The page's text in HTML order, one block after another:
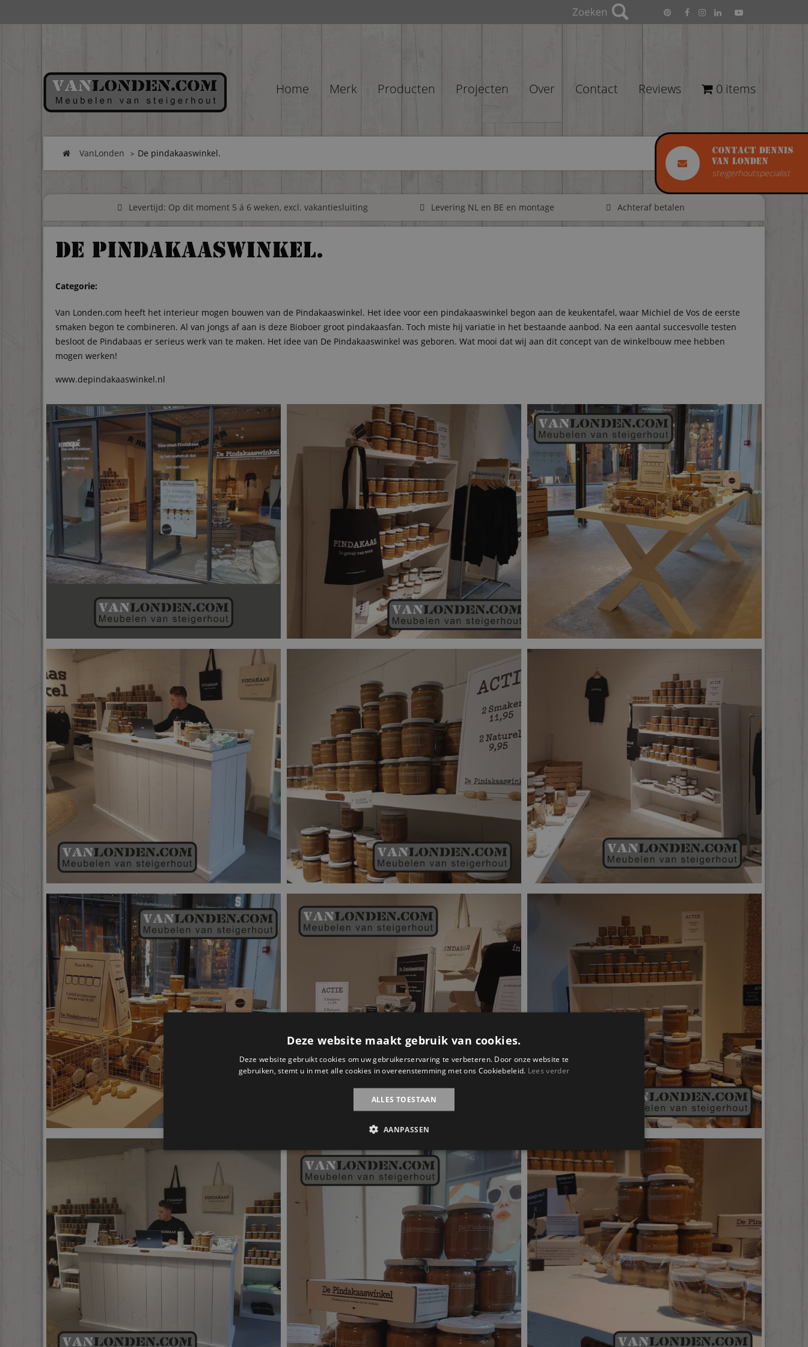
Contact Dennis
van Londen
steigerhoutspecialist
Home Merk Producten Projecten Over Contact Reviews 0 items
VanLonden De pindakaaswinkel.
Levertijd: Op dit moment 5 á 6 weken, excl. vakantiesluiting Levering NL en BE en montage Achteraf betalen
De pindakaaswinkel.
Categorie:
Van Londen.com heeft het interieur mogen bouwen van de Pindakaaswinkel. Het idee voor een pindakaaswinkel begon aan de keukentafel, waar Michiel de Vos de eerste
smaken begon te combineren. Al van jongs af aan is deze Bioboer groot pindakaasfan. Toch miste hij variatie in het bestaande aanbod. Na een aantal succesvolle testen
besloot de Pindabaas er serieus werk van te maken. Het idee van De Pindakaaswinkel was geboren. Wat mooi dat wij aan dit concept van de winkelbouw mee hebben
mogen werken!
www.depindakaaswinkel.nl
Deze website maakt gebruik van cookies.
Deze website gebruikt cookies om uw gebruikerservaring te verbeteren. Door onze website te
gebruiken, stemt u in met alle cookies in overeenstemming met ons Cookiebeleid. Lees verder
ALLES TOESTAAN
AANPASSEN